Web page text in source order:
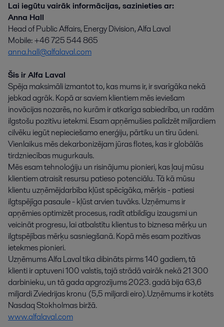
Lai iegūtu vairāk informācijas, sazinieties ar:
Anna Hall
Head of Public Affairs, Energy Division, Alfa Laval
Mobile: +46 725 544 865
anna.hall@alfalaval.com
Šis ir Alfa Laval
Spēja maksimāli izmantot to, kas mums ir, ir svarīgāka nekā
jebkad agrāk. Kopā ar saviem klientiem mēs ieviešam
inovācijas nozarēs, no kurām ir atkarīga sabiedrība, un radām
ilgstošu pozitīvu ietekmi. Esam apņēmušies palīdzēt miljardiem
cilvēku iegūt nepieciešamo enerģiju, pārtiku un tīru ūdeni.
Vienlaikus mēs dekarbonizējam jūras flotes, kas ir globālās
tirdzniecības mugurkauls.
Mēs esam tehnoloģiju un risinājumu pionieri, kas ļauj mūsu
klientiem atraisīt resursu patieso potenciālu. Tā kā mūsu
klientu uzņēmējdarbība kļūst spēcīgāka, mērķis - patiesi
ilgtspējīga pasaule - kļūst arvien tuvāks. Uzņēmums ir
apņēmies optimizēt procesus, radīt atbildīgu izaugsmi un
veicināt progresu, lai atbalstītu klientus to biznesa mērķu un
ilgtspējības mērķu sasniegšanā. Kopā mēs esam pozitīvas
ietekmes pionieri.
Uzņēmums Alfa Laval tika dibināts pirms 140 gadiem, tā
klienti ir aptuveni 100 valstīs, tajā strādā vairāk nekā 21 300
darbinieku, un tā gada apgrozījums 2023. gadā bija 63,6
miljardi Zviedrijas kronu (5,5 miljardi eiro). Uzņēmums ir kotēts
Nasdaq Stokholmas biržā.
www.alfalaval.com